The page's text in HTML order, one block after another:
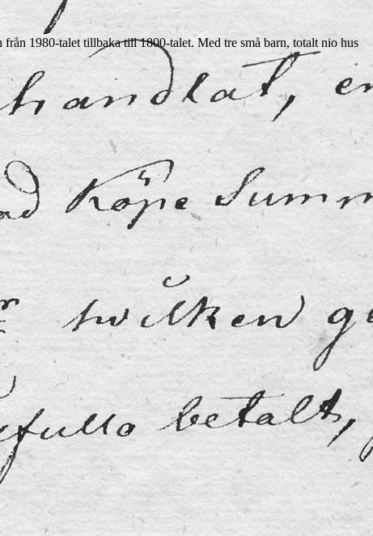
1980-talet tillbaka till 1800-talet. Med tre små barn, totalt nio hus